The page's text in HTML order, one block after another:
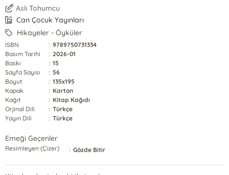
Aslı Tohumcu
Can Çocuk Yayınları
Hikayeler - Öyküler
ISBN : 9789750731334
Basım Tarihi
: 2026-01
Baskı
: 15
Sayfa Sayısı
: 56
Boyut
: 135x195
Kapak
: Karton
Kağıt
: Kitap Kağıdı
Orjinal Dili
: Türkçe
Yayın Dili
: Türkçe
Emeği Geçenler
Resimleyen (Çizer) : Gözde Bitir